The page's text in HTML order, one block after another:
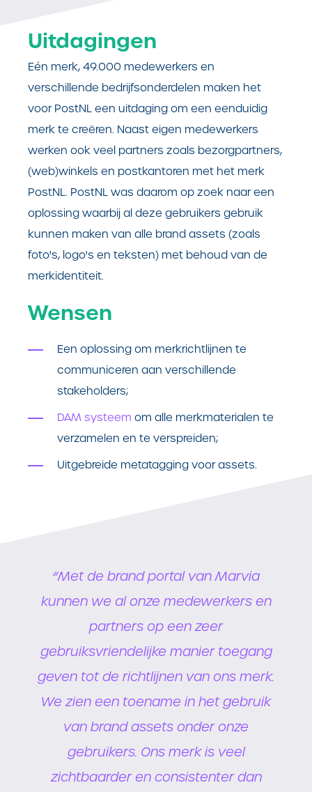
Uitdagingen
Eén merk, 49.000 medewerkers en
verschillende bedrijfsonderdelen maken het
voor PostNL een uitdaging om een eenduidig
merk te creëren. Naast eigen medewerkers
werken ook veel partners zoals bezorgpartners,
(web)winkels en postkantoren met het merk
PostNL. PostNL was daarom op zoek naar een
oplossing waarbij al deze gebruikers gebruik
kunnen maken van alle brand assets (zoals
foto's, logo's en teksten) met behoud van de
merkidentiteit.
Wensen
Een oplossing om merkrichtlijnen te
communiceren aan verschillende
stakeholders;
DAM systeem om alle merkmaterialen te
verzamelen en te verspreiden;
Uitgebreide metatagging voor assets.
“Met de brand portal van Marvia
kunnen we al onze medewerkers en
partners op een zeer
gebruiksvriendelijke manier toegang
geven tot de richtlijnen van ons merk.
We zien een toename in het gebruik
van brand assets onder onze
gebruikers. Ons merk is veel
zichtbaarder en consistenter dan